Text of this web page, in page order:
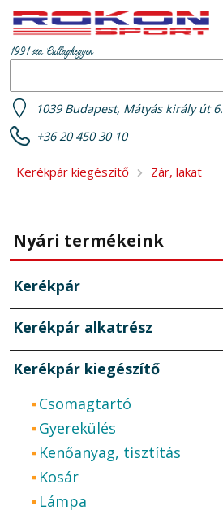
1991 óta Csillaghegyen
1039 Budapest, Mátyás király út 6.
+36 20 450 30 10
Kerékpár kiegészítő Zár, lakat
Nyári termékeink
Kerékpár
Kerékpár alkatrész
Kerékpár kiegészítő
Csomagtartó
Gyerekülés
Kenőanyag, tisztítás
Kosár
Lámpa